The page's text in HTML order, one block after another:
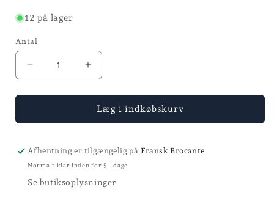
12 på lager
Antal
Reducer
antallet
for
-
9
Øg
antallet
for
Isskål
-
9
Læg i indkøbskurv
Afhentning er tilgængelig på Fransk Brocante
Normalt klar inden for 5+ dage
Se butiksoplysninger